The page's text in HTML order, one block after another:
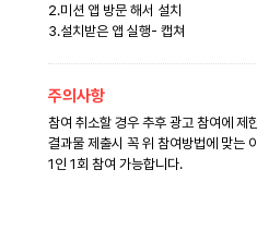
2.미션 앱 방문 해서 설치
3.설치받은 앱 실행- 캡쳐
주의사항
참여 취소할 경우 추후 광고 참여에 제
결과물 제출시 꼭 위 참여방법에 맞는
1인 1회 참여 가능합니다.